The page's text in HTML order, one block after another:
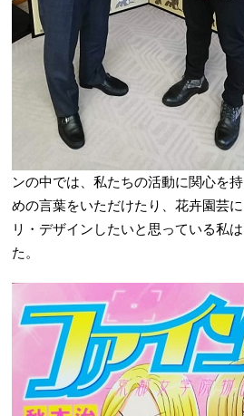
ンの中では、私たちの活動に関心を
めの言葉をいただけたり、花卉園芸
リ・デザインしたいと思っている私
た。